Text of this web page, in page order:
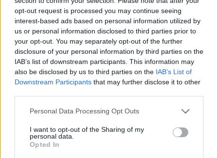
opt-out request is processed you may continue seeing
interest-based ads based on personal information utilized by
us or personal information disclosed to third parties prior to
your opt-out. You may separately opt-out of the further
disclosure of your personal information by third parties on the
IAB’s list of downstream participants. This information may
also be disclosed by us to third parties on the IAB’s List of
Downstream Participants that may further disclose it to other
Personal Data Processing Opt Outs
I want to opt-out of the Sharing of my
personal data.
Opted In
Specialista pro elektronická zařízení údržby (m/ž) (tř.
Klementa 869, Mladá Boleslav II)
06.08.2026 -Bosch Powertrain s.r.o. Jihlava • CNC operátor• mzda
Kč • náborový bonus 50.000 Kč • příspěvek na ubytování (Jihlava,
Jihlava)
06.08.2026 -
Bosch Powertrain s.r.o. • montážní dělník • mzda 44.700
týdenní zálohy na mzdu 2.000 Kč (Jihlava, okres Jihlava)
... další nabídky zaměstnání
Vybrané články